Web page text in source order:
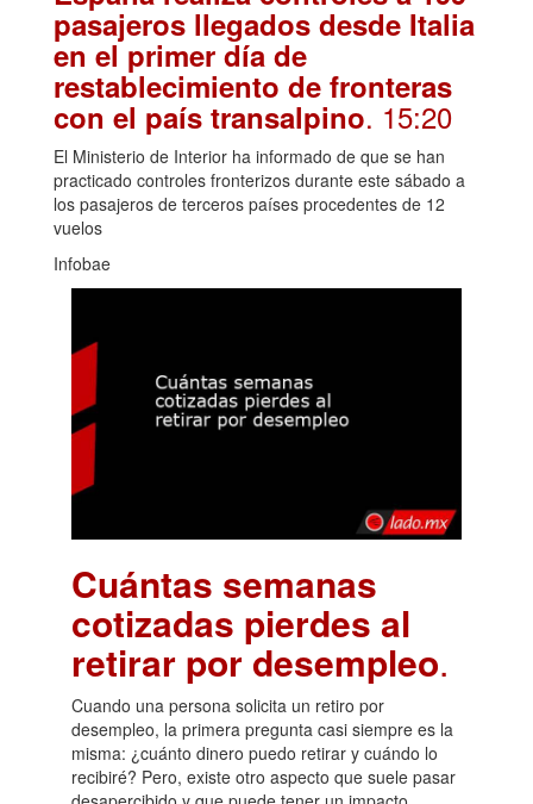
pasajeros llegados desde Italia
en el primer día de
restablecimiento de fronteras
con el país transalpino. 15:20
El Ministerio de Interior ha informado de que se han
practicado controles fronterizos durante este sábado a
los pasajeros de terceros países procedentes de 12
vuelos
Infobae
Cuántas semanas
cotizadas pierdes al
retirar por desempleo.
Cuando una persona solicita un retiro por
desempleo, la primera pregunta casi siempre es la
misma: ¿cuánto dinero puedo retirar y cuándo lo
recibiré? Pero, existe otro aspecto que suele pasar